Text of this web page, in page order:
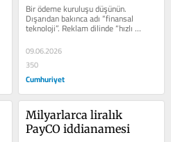
Bir ödeme kuruluşu düşünün.
Dışarıdan bakınca adı “finansal
teknoloji”. Reklam dilinde “hızlı
transfer”, “kolay ödeme”,...
09.06.2026
350
Cumhuriyet
Milyarlarca liralık
PayCO iddianamesi